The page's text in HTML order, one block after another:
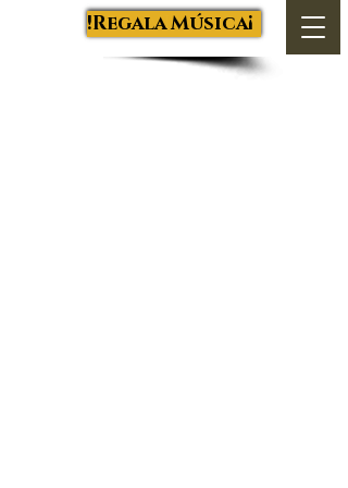
Salva Luján ¡Regala Música!